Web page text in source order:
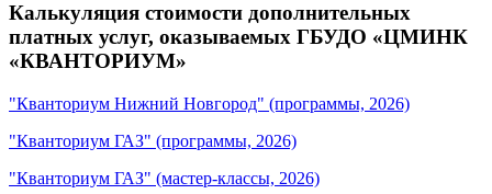
Калькуляция стоимости дополнительных
платных услуг, оказываемых ГБУДО «ЦМИНК
«КВАНТОРИУМ»
"Кванториум Нижний Новгород" (программы, 2026)
"Кванториум ГАЗ" (программы, 2026)
"Кванториум ГАЗ" (мастер-классы, 2026)